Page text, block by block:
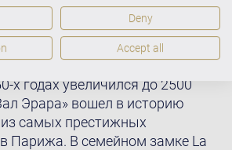
Пьер Эрар не только
и лондонскую
но и в остальном укрепил
х годах увеличился до 2500
Эрара» вошел в историю
самых престижных
Парижа. В семейном замке La
Deny
Accept all